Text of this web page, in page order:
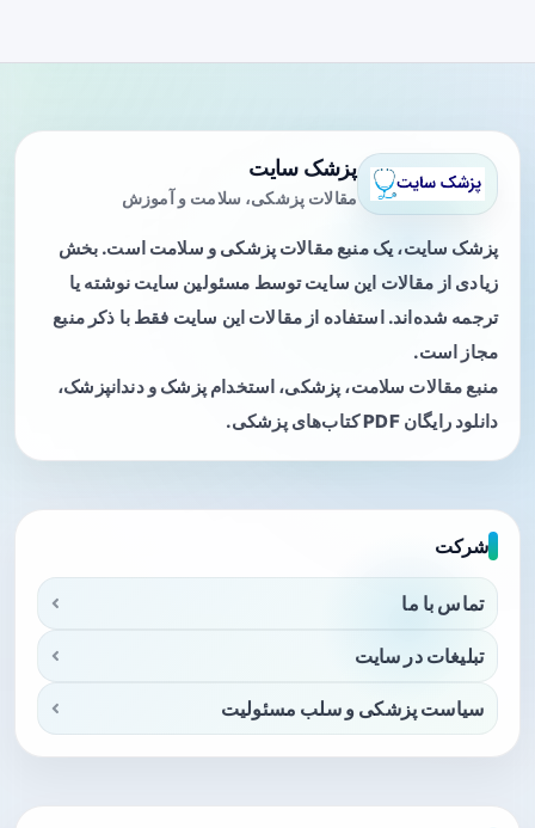
پزشک سایت
مقالات پزشکی، سلامت و آموزش
پزشک سایت، یک منبع مقالات پزشکی و سلامت است. بخش
زیادی از مقالات این سایت توسط مسئولین سایت نوشته یا
ترجمه شده‌اند. استفاده از مقالات این سایت فقط با ذکر منبع
مجاز است.
منبع مقالات سلامت، پزشکی، استخدام پزشک و دندانپزشک،
دانلود رایگان PDF کتاب‌های پزشکی.
شرکت
تماس با ما
تبلیغات در سایت
سیاست پزشکی و سلب مسئولیت